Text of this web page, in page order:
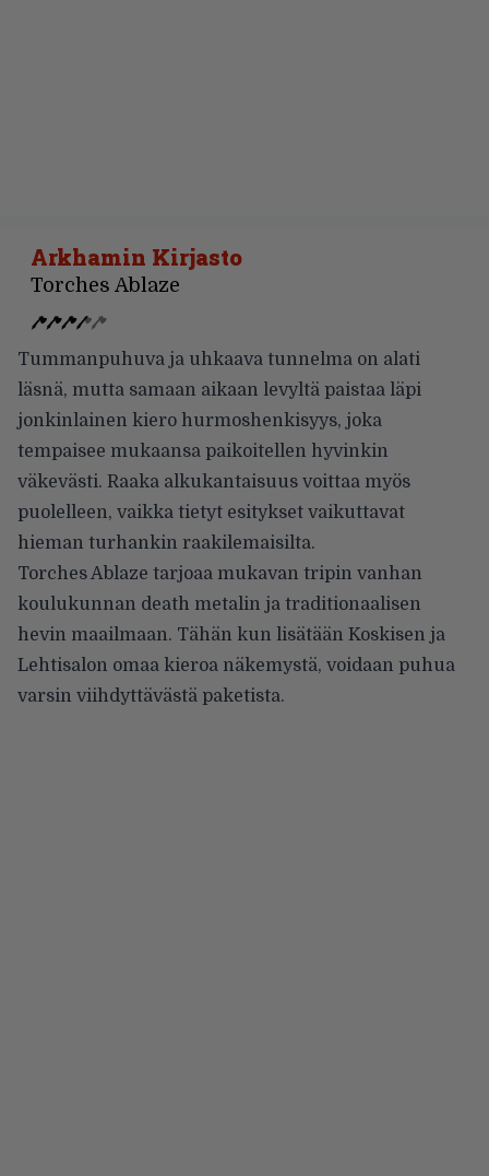
Arkhamin Kirjasto
Torches Ablaze
Tummanpuhuva ja uhkaava tunnelma on alati
läsnä, mutta samaan aikaan levyltä paistaa läpi
jonkinlainen kiero hurmoshenkisyys, joka
tempaisee mukaansa paikoitellen hyvinkin
väkevästi. Raaka alkukantaisuus voittaa myös
puolelleen, vaikka tietyt esitykset vaikuttavat
hieman turhankin raakilemaisilta.
Torches Ablaze tarjoaa mukavan tripin vanhan
koulukunnan death metalin ja traditionaalisen
hevin maailmaan. Tähän kun lisätään Koskisen ja
Lehtisalon omaa kieroa näkemystä, voidaan puhua
varsin viihdyttävästä paketista.